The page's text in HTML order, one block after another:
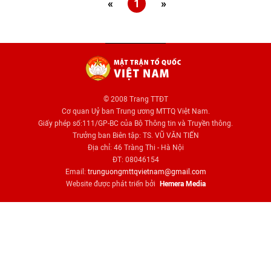
« 1 »
© 2008 Trang TTĐT
Cơ quan Uỷ ban Trung ương MTTQ Việt Nam.
Giấy phép số:111/GP-BC của Bộ Thông tin và Truyền thông.
Trưởng ban Biên tập: TS. VŨ VĂN TIẾN
Địa chỉ: 46 Tràng Thi - Hà Nội
ĐT: 08046154
Email: trunguongmttqvietnam@gmail.com
Website được phát triển bởi
Hemera Media